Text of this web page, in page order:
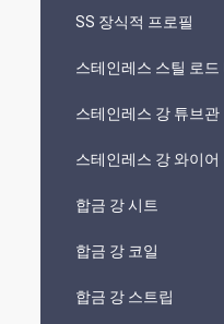
SS 장식적 프로필
스테인레스 스틸 로드
스테인레스 강 튜브관
스테인레스 강 와이어
합금 강 시트
합금 강 코일
합금 강 스트립